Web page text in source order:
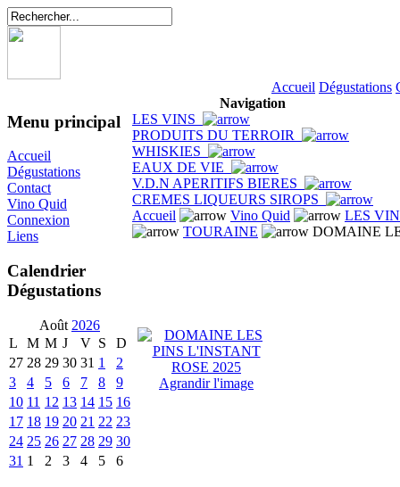
Accueil Dégustations
Menu principal
Accueil
Dégustations
Contact
Vino Quid
Connexion
Liens
Calendrier
Dégustations
Août 2026
L
M M J V S
D
27 28 29 30 31 1
2
3
4 5 6 7 8
9
10 11 12 13 14 15 16
17 18 19 20 21 22 23
24 25 26 27 28 29 30
31 1 2 3 4 5 6
Navigation
LES VINS
PRODUITS DU TERROIR
WHISKIES
EAUX DE VIE
V.D.N APERITIFS BIERES
CREMES LIQUEURS SIROPS
Accueil
Vino Quid
LES
TOURAINE
DOMAINE
Agrandir l'image